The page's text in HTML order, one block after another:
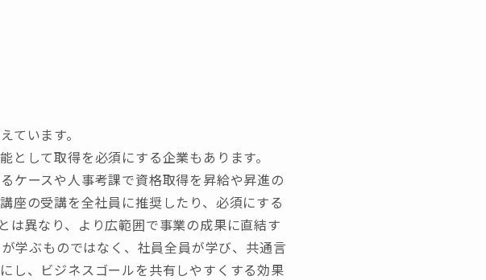
ています。
して取得を必須にする企業もあります。
ケースや人事考課で資格取得を昇給や昇進の
座の受講を全社員に推奨したり、必須にする
は異なり、より広範囲で事業の成果に直結す
学ぶものではなく、社員全員が学び、共通言
し、ビジネスゴールを共有しやすくする効果